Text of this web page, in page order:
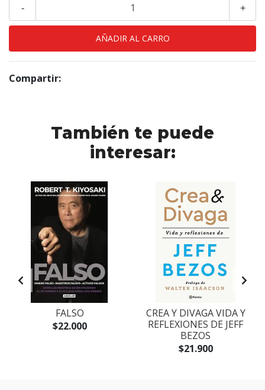
+
-
Compartir:
También te puede
interesar:
FALSO
$22.000
CREA Y DIVAGA VIDA Y
REFLEXIONES DE JEFF
BEZOS
$21.900